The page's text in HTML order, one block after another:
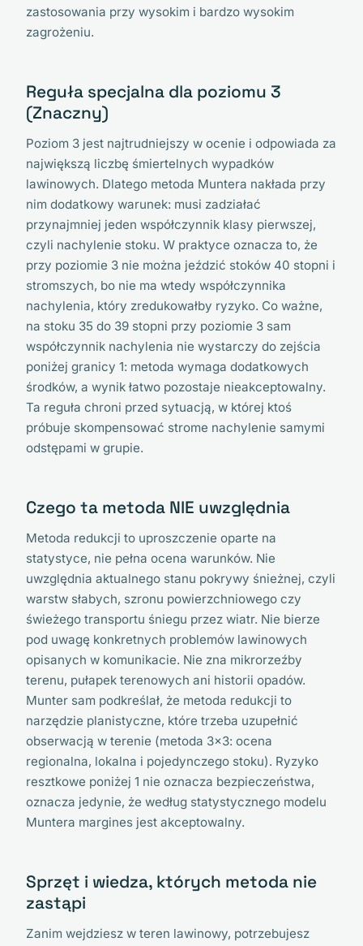
zastosowania przy wysokim i bardzo wysokim
zagrożeniu.
Reguła specjalna dla poziomu 3
(Znaczny)
Poziom 3 jest najtrudniejszy w ocenie i odpowiada za
największą liczbę śmiertelnych wypadków
lawinowych. Dlatego metoda Muntera nakłada przy
nim dodatkowy warunek: musi zadziałać
przynajmniej jeden współczynnik klasy pierwszej,
czyli nachylenie stoku. W praktyce oznacza to, że
przy poziomie 3 nie można jeździć stoków 40 stopni i
stromszych, bo nie ma wtedy współczynnika
nachylenia, który zredukowałby ryzyko. Co ważne,
na stoku 35 do 39 stopni przy poziomie 3 sam
współczynnik nachylenia nie wystarczy do zejścia
poniżej granicy 1: metoda wymaga dodatkowych
środków, a wynik łatwo pozostaje nieakceptowalny.
Ta reguła chroni przed sytuacją, w której ktoś
próbuje skompensować strome nachylenie samymi
odstępami w grupie.
Czego ta metoda NIE uwzględnia
Metoda redukcji to uproszczenie oparte na
statystyce, nie pełna ocena warunków. Nie
uwzględnia aktualnego stanu pokrywy śnieżnej, czyli
warstw słabych, szronu powierzchniowego czy
świeżego transportu śniegu przez wiatr. Nie bierze
pod uwagę konkretnych problemów lawinowych
opisanych w komunikacie. Nie zna mikrorzeźby
terenu, pułapek terenowych ani historii opadów.
Munter sam podkreślał, że metoda redukcji to
narzędzie planistyczne, które trzeba uzupełnić
obserwacją w terenie (metoda 3x3: ocena
regionalna, lokalna i pojedynczego stoku). Ryzyko
resztkowe poniżej 1 nie oznacza bezpieczeństwa,
oznacza jedynie, że według statystycznego modelu
Muntera margines jest akceptowalny.
Sprzęt i wiedza, których metoda nie
zastąpi
Zanim wejdziesz w teren lawinowy, potrzebujesz